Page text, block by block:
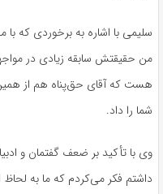
سلیمی با اشاره به برخوردی که
من حقیقتش سابقه زیادی در
هست که آقای حق‌پناه هم از
شما را داد.
وی با تأکید بر ضعف گفتمان و
داشتم فکر می‌کردم که ما به لحاظ